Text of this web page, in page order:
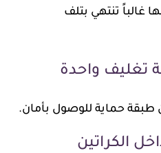
غالباً تنتهي بتلف
تغليف واحدة
حماية للوصول بأمان.
الكراتين